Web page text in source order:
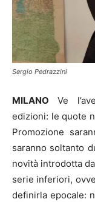
Sergio Pedrazzini
MILANOVe
edizioni: le quote
Promozione
saranno soltanto
novità introdotta
serie inferiori,
definirla epocale: